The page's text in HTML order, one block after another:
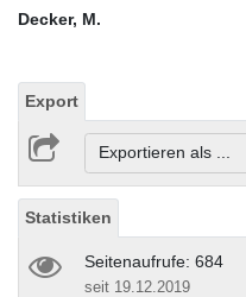
Decker, M.
Export
Exportieren als ...
Statistiken
Seitenaufrufe: 684
seit 19.12.2019